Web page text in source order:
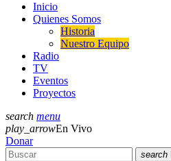
Inicio
Quienes Somos
Historia
Nuestro Equipo
Radio
TV
Eventos
Proyectos
search menu
play_arrowEn Vivo
Donar
search